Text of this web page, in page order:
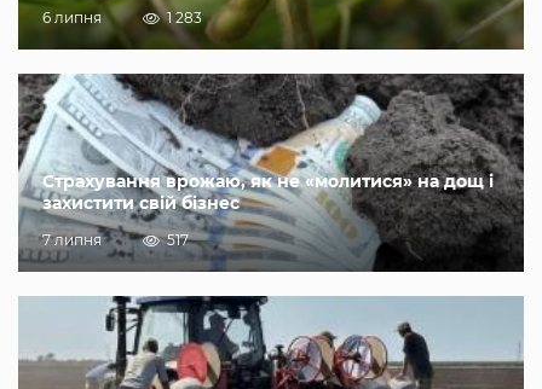
6 липня 1 283
Страхування врожаю, як не «молитися» на дощ і
захистити свій бізнес
7 липня 517